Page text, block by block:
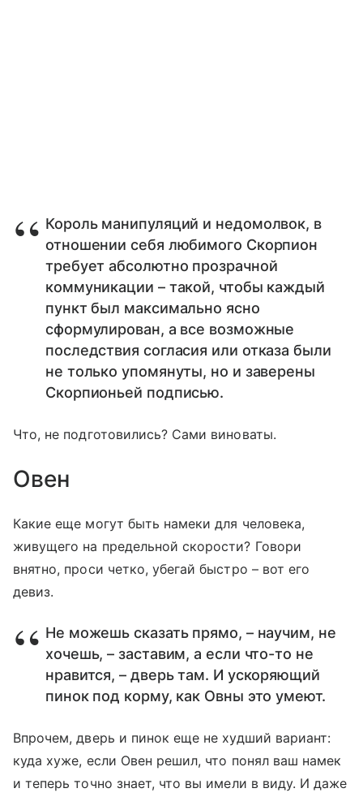
Король манипуляций и недомолвок, в
отношении себя любимого Скорпион
требует абсолютно прозрачной
коммуникации – такой, чтобы каждый
пункт был максимально ясно
сформулирован, а все возможные
последствия согласия или отказа были
не только упомянуты, но и заверены
Скорпионьей подписью.
Что, не подготовились? Сами виноваты.
Овен
Какие еще могут быть намеки для человека,
живущего на предельной скорости? Говори
внятно, проси четко, убегай быстро – вот его
девиз.
Не можешь сказать прямо, – научим, не
хочешь, – заставим, а если что-то не
нравится, – дверь там. И ускоряющий
пинок под корму, как Овны это умеют.
Впрочем, дверь и пинок еще не худший вариант:
куда хуже, если Овен решил, что понял ваш намек
и теперь точно знает, что вы имели в виду. И даже